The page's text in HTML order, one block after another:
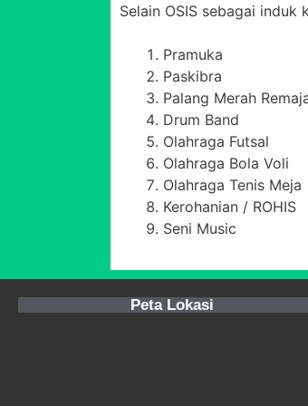
Selain OSIS sebagai
Pramuka
Paskibra
Palang Merah
Drum Band
Olahraga Futsal
Olahraga Bola Voli
Olahraga Tenis Meja
Kerohanian / ROHIS
Seni Music
Peta Lokasi